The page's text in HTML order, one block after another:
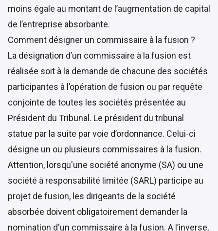
moins égale au montant de l’augmentation de capital
de l’entreprise absorbante.
Comment désigner un commissaire à la fusion ?
La désignation d’un commissaire à la fusion est
réalisée soit à la demande de chacune des sociétés
participantes à l’opération de fusion ou par requête
conjointe de toutes les sociétés présentée au
Président du Tribunal. Le président du tribunal
statue par la suite par voie d’ordonnance. Celui-ci
désigne un ou plusieurs commissaires à la fusion.
Attention, lorsqu'une société anonyme (SA) ou une
société à responsabilité limitée (SARL) participe au
projet de fusion, les dirigeants de la société
absorbée doivent obligatoirement demander la
nomination d'un commissaire à la fusion. A l’inverse,